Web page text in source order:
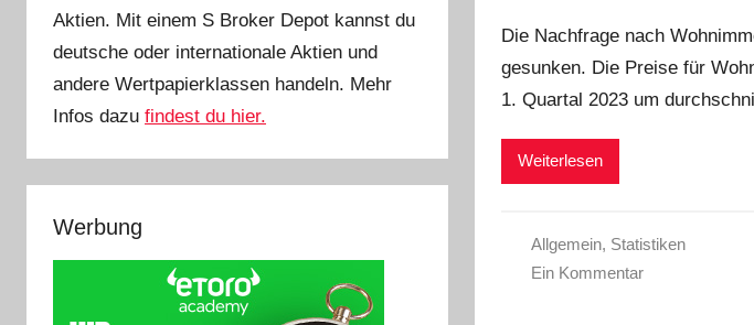
n
a
d
Die Nachfrage nach
gesunken. Die Preise für
1. Quartal 2023 um
Weiterlesen
Allgemein, Statistiken
Ein Kommentar
Aktien. Mit einem S Broker Depot kannst du
deutsche oder internationale Aktien und
andere Wertpapierklassen handeln. Mehr
Infos dazu findest du hier.
Werbung